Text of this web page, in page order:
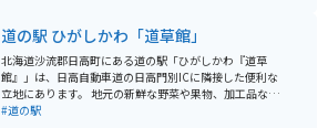
や野鳥について学べるネイチャーセンターもあります。
地元の特産品を販売するショップでは、苫小牧産の新鮮
な野菜や果物、海産物などを購入できます。 レストラン
では、地元食材を使った料理が楽しめます。 バイクで訪
れる場合は、駐車場も広く休憩場所としても最適です。
道の駅 ひがしかわ「道草館」
北海道沙流郡日高町にある道の駅「ひがしかわ『道草
館』」は、日高自動車道の日高門別ICに隣接した便利な
立地にあります。 地元の新鮮な野菜や果物、加工品など
を販売する直売所は、旅の思い出やお土産探しに最適で
#道の駅